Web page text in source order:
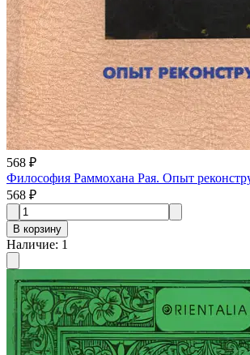
568 ₽
Философия Раммохана Рая. Опыт
568 ₽
В корзину
Наличие: 1